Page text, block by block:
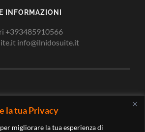
la tua Privacy
migliorare la tua esperienza di
INFORMAZIONI
+393485910566
info@ilnidosuite.it
Montecosaro Scalo Macerata -